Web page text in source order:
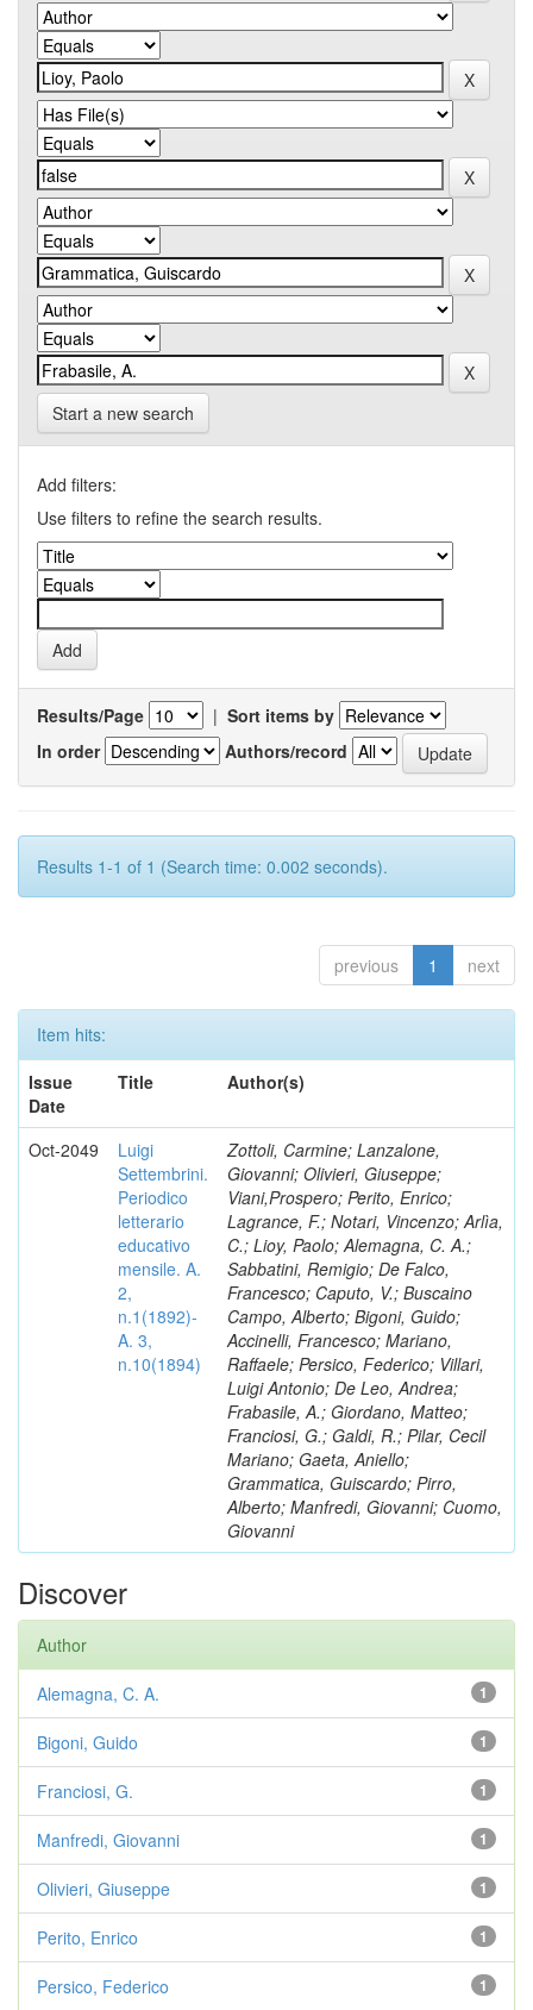
Start a new search
Add filters:
Use filters to refine the search results.
Results/Page | Sort items by
In order
Authors/record
Results 1-1 of 1 (Search time: 0.002 seconds).
previous 1 next
Item hits:
Issue
Date
Title Author(s)
Oct-2049
Luigi
Settembrini.
Periodico
letterario
educativo
mensile. A.
2,
n.1(1892)-
A. 3,
n.10(1894)
Zottoli, Carmine; Lanzalone,
Giovanni; Olivieri, Giuseppe;
Viani,Prospero; Perito, Enrico;
Lagrance, F.; Notari, Vincenzo; Arlìa,
C.; Lioy, Paolo; Alemagna, C. A.;
Sabbatini, Remigio; De Falco,
Francesco; Caputo, V.; Buscaino
Campo, Alberto; Bigoni, Guido;
Accinelli, Francesco; Mariano,
Raffaele; Persico, Federico; Villari,
Luigi Antonio; De Leo, Andrea;
Frabasile, A.; Giordano, Matteo;
Franciosi, G.; Galdi, R.; Pilar, Cecil
Mariano; Gaeta, Aniello;
Grammatica, Guiscardo; Pirro,
Alberto; Manfredi, Giovanni; Cuomo,
Giovanni
Discover
Author
1
Alemagna, C. A.
1
Bigoni, Guido
1
Franciosi, G.
1
Manfredi, Giovanni
1
Olivieri, Giuseppe
1
Perito, Enrico
1
Persico, Federico